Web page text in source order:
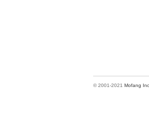
© 2001-2021 Mofang Inc.